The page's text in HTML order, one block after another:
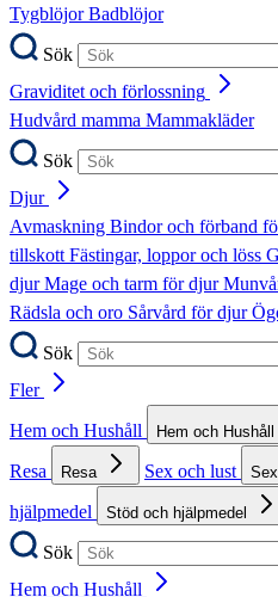
TygblöjorBadblöjor
Sök
Graviditet och förlossning
Hudvård mamma Mammakläder
Sök
Djur
Avmaskning Bindor och förband
tillskottFästingar, loppor och löss
djurMage och tarm för djur
Rädsla och oro Sårvård för djur
Sök
Fler
Hem och Hushåll
Hem och Hushåll
Resa
Resa Sex och lust
hjälpmedel
Stöd och hjälpmedel
Sök
Hem och Hushåll